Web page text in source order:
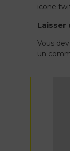
de
icone
Laisser
Vous
un